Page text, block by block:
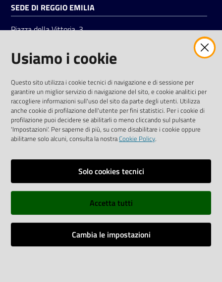
SEDE DI REGGIO EMILIA
Piazza della Vittoria, 3
Tel.0522 7961
LinkedinFacebookInstagram
Informative e liberatorie privacy
Dichiarazione di accessibilità
Web Analitycs Italia
Usiamo i cookie
Questo sito utilizza i cookie tecnici di navigazione e di sessione per
garantire un miglior servizio di navigazione del sito, e cookie analitici per
raccogliere informazioni sull'uso del sito da parte degli utenti. Utilizza
anche cookie di profilazione dell'utente per fini statistici. Per i cookie di
profilazione puoi decidere se abilitarli o meno cliccando sul pulsante
'Impostazioni'. Per saperne di più, su come disabilitare i cookie oppure
abilitarne solo alcuni, consulta la nostraCookie Policy.
Solo cookies tecnici
Accetta tutti
Cambia le impostazioni